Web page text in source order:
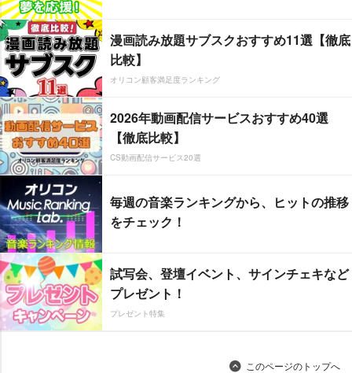
漫画読み放題サブスクおすすめ11選【徹底
比較】
オリコン顧客満足度ランキング
2026年動画配信サービスおすすめ40選
【徹底比較】
CS動画配信サービス20選
毎週の音楽ランキングから、ヒットの推移
をチェック！
試写会、登壇イベント、サインチェキなど
プレゼント！
プレゼント特集
このページのトップへ